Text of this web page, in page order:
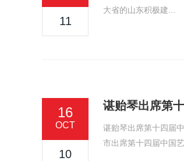
11
大省的山东积极建...
16
OCT
10
谌贻琴出席第
谌贻琴出席第十四届
市出席第十四届中国艺